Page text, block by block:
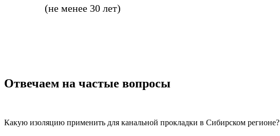
(не менее 30 лет)
Отвечаем на частые вопросы
Какую изоляцию применить для канальной прокладки в Сибирском регионе?